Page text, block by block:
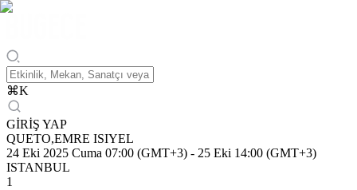
⌘K
GİRİŞ YAP
QUETO,EMRE ISIYEL
24 Eki 2025 Cuma 07:00 (GMT+3) - 25 Eki 14:00 (GMT+3)
ISTANBUL
1